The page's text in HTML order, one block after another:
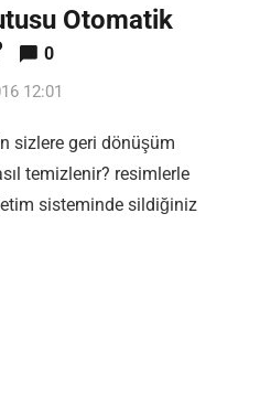
Otomatik
0
12:01
sizlere geri dönüşüm
temizlenir? resimlerle
sisteminde sildiğiniz